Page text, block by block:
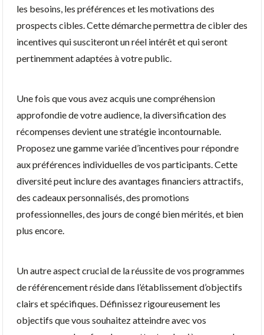
les besoins, les préférences et les motivations des
prospects cibles. Cette démarche permettra de cibler des
incentives qui susciteront un réel intérêt et qui seront
pertinemment adaptées à votre public.
Une fois que vous avez acquis une compréhension
approfondie de votre audience, la diversification des
récompenses devient une stratégie incontournable.
Proposez une gamme variée d’incentives pour répondre
aux préférences individuelles de vos participants. Cette
diversité peut inclure des avantages financiers attractifs,
des cadeaux personnalisés, des promotions
professionnelles, des jours de congé bien mérités, et bien
plus encore.
Un autre aspect crucial de la réussite de vos programmes
de référencement réside dans l’établissement d’objectifs
clairs et spécifiques. Définissez rigoureusement les
objectifs que vous souhaitez atteindre avec vos